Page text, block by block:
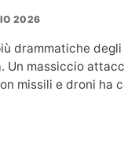
2026
drammatiche degli
Un massiccio
missili e droni ha